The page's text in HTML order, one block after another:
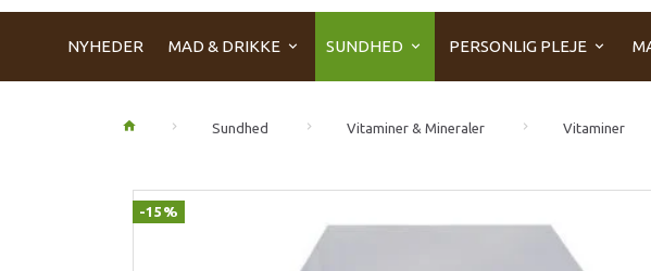
NYHEDER MAD & DRIKKE SUNDHED PERSONLIG PLEJE
Sundhed Vitaminer & Mineraler Vitaminer
-15%